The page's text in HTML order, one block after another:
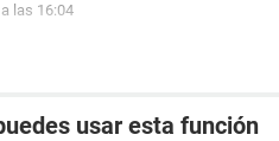
las 16:04
usar esta función